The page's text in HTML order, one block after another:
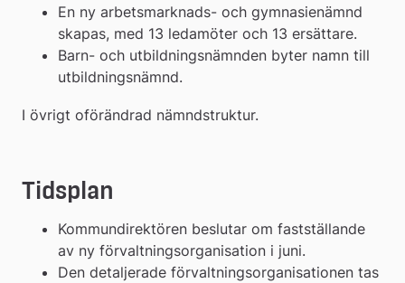
En ny arbetsmarknads- och gymnasienämnd
skapas, med 13 ledamöter och 13 ersättare.
Barn- och utbildningsnämnden byter namn till
utbildningsnämnd.
I övrigt oförändrad nämndstruktur.
Tidsplan
Kommundirektören beslutar om fastställande
av ny förvaltningsorganisation i juni.
Den detaljerade förvaltningsorganisationen tas